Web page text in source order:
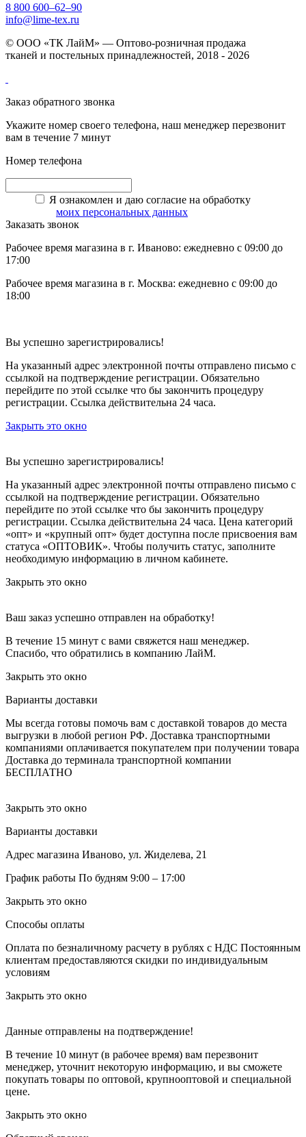
8 800 600–62–90
info@lime-tex.ru
© ООО «ТК ЛайМ» — Оптово-розничная продажа
тканей и постельных принадлежностей, 2018 - 2026
Заказ обратного звонка
Укажите номер своего телефона, наш менеджер перезвонит
вам в течение 7 минут
Номер телефона
Я ознакомлен и даю согласие на обработку
моих персональных данных
Заказать звонок
Рабочее время магазина в г. Иваново: ежедневно с 09:00 до
17:00
Рабочее время магазина в г. Москва: ежедневно с 09:00 до
18:00
Вы успешно зарегистрировались!
На указанный адрес электронной почты отправлено письмо с
ссылкой на подтверждение регистрации. Обязательно
перейдите по этой ссылке что бы закончить процедуру
регистрации. Ссылка действительна 24 часа.
Закрыть это окно
Вы успешно зарегистрировались!
На указанный адрес электронной почты отправлено письмо с
ссылкой на подтверждение регистрации. Обязательно
перейдите по этой ссылке что бы закончить процедуру
регистрации. Ссылка действительна 24 часа. Цена категорий
«опт» и «крупный опт» будет доступна после присвоения вам
статуса «ОПТОВИК». Чтобы получить статус, заполните
необходимую информацию в личном кабинете.
Закрыть это окно
Ваш заказ успешно отправлен на обработку!
В течение 15 минут с вами свяжется наш менеджер.
Спасибо, что обратились в компанию ЛайМ.
Закрыть это окно
Варианты доставки
Мы всегда готовы помочь вам с доставкой товаров до места
выгрузки в любой регион РФ. Доставка транспортными
компаниями оплачивается покупателем при получении товара
Доставка до терминала транспортной компании
БЕСПЛАТНО
Закрыть это окно
Варианты доставки
Адрес магазина Иваново, ул. Жиделева, 21
График работы По будням 9:00 – 17:00
Закрыть это окно
Способы оплаты
Оплата по безналичному расчету в рублях с НДС Постоянным
клиентам предоставляются скидки по индивидуальным
условиям
Закрыть это окно
Данные отправлены на подтверждение!
В течение 10 минут (в рабочее время) вам перезвонит
менеджер, уточнит некоторую информацию, и вы сможете
покупать товары по оптовой, крупнооптовой и специальной
цене.
Закрыть это окно